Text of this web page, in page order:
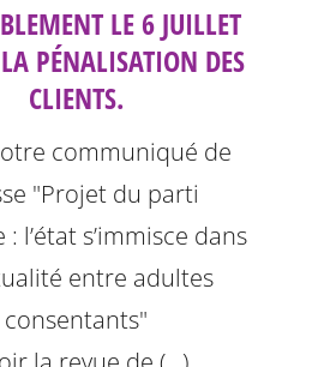
LE 6 JUILLET
PÉNALISATION DES
CLIENTS.
communiqué de
"Projet du parti
l’état s’immisce dans
entre adultes
consentants"